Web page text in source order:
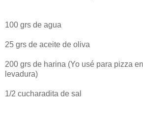
100 grs de agua
25 grs de aceite de oliva
200 grs de harina (Yo usé para pizza
levadura)
1/2 cucharadita de sal